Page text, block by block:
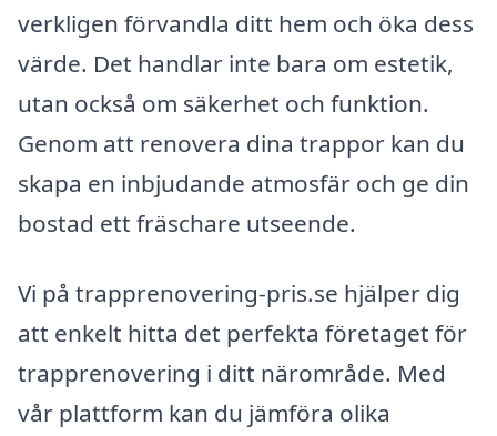
verkligen förvandla ditt hem och öka dess
värde. Det handlar inte bara om estetik,
utan också om säkerhet och funktion.
Genom att renovera dina trappor kan du
skapa en inbjudande atmosfär och ge din
bostad ett fräschare utseende.
Vi på trapprenovering-pris.se hjälper dig
att enkelt hitta det perfekta företaget för
trapprenovering i ditt närområde. Med
vår plattform kan du jämföra olika